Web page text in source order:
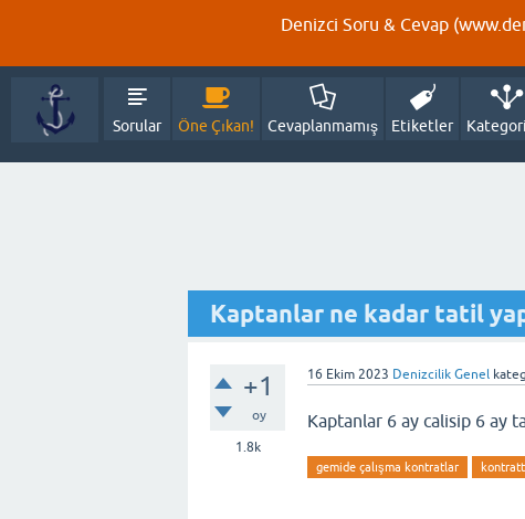
Denizci Soru & Cevap
Sorular Öne Çıkan! Cevaplanmamış Etiketler
Kaptanlar ne kadar tatil
+1
oy
1.8k
16 Ekim 2023 Denizcilik Genel
Kaptanlar 6 ay calisip 6 ay
gemide çalışma kontratlar